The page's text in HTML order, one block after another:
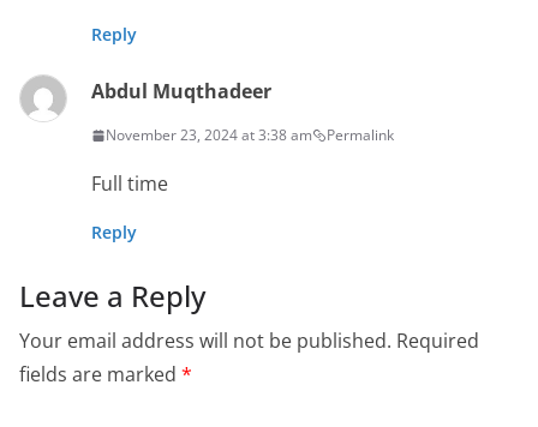
Reply
Abdul Muqthadeer
November 23, 2024 at 3:38 am Permalink
Full time
Reply
Leave a Reply
Your email address will not be published. Required
fields are marked *